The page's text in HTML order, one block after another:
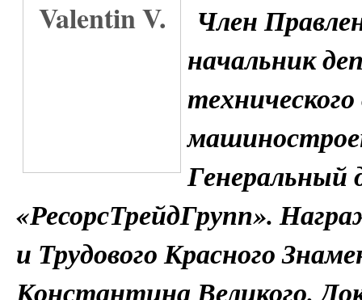
Член
начальник
«РесорсТрейдГрупп».
и Трудового Красного